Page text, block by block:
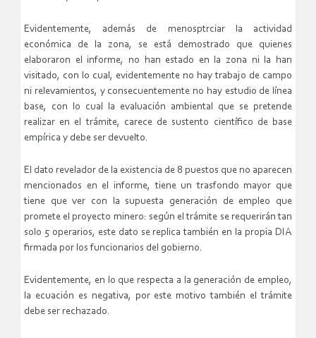
Evidentemente, además de menosptrciar la actividad
económica de la zona, se está demostrado que quienes
elaboraron el informe, no han estado en la zona ni la han
visitado, con lo cual, evidentemente no hay trabajo de campo
ni relevamientos, y consecuentemente no hay estudio de línea
base, con lo cual la evaluación ambiental que se pretende
realizar en el trámite, carece de sustento científico de base
empírica y debe ser devuelto.
El dato revelador de la existencia de 8 puestos que no aparecen
mencionados en el informe, tiene un trasfondo mayor que
tiene que ver con la supuesta generación de empleo que
promete el proyecto minero: según el trámite se requerirán tan
solo 5 operarios, este dato se replica también en la propia DIA
firmada por los funcionarios del gobierno.
Evidentemente, en lo que respecta a la generación de empleo,
la ecuación es negativa, por este motivo también el trámite
debe ser rechazado.